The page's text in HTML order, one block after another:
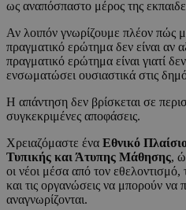
ως αναπόσπαστο μέρος της
Αν λοιπόν γνωρίζουμε πλέον πώς
πραγματικό ερώτημα δεν είναι αν
πραγματικό ερώτημα είναι γιατί
ενσωματώσει ουσιαστικά στις
Η απάντηση δεν βρίσκεται σε
συγκεκριμένες αποφάσεις.
Χρειαζόμαστε ένα Εθνικό
Τυπικής και Άτυπης Μάθησης,
οι νέοι μέσα από τον εθελοντισμό,
και τις οργανώσεις να μπορούν να
αναγνωρίζονται.